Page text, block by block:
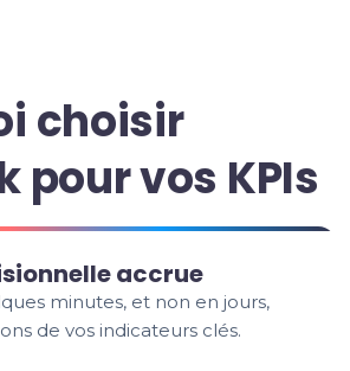
choisir
pour vos KPIs
accrue
minutes, et non en jours,
de vos indicateurs clés.